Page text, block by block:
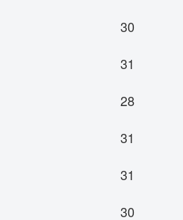
30
31
28
31
31
30